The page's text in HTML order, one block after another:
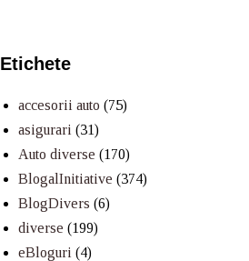
Etichete
accesorii auto (75)
asigurari (31)
Auto diverse (170)
BlogalInitiative (374)
BlogDivers (6)
diverse (199)
eBloguri (4)